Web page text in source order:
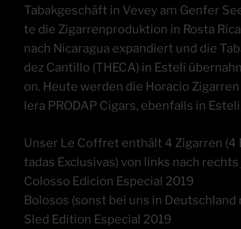
Tabak­ge­schäft in Vevey am Gen­fer
te die Zigar­ren­pro­duk­ti­on in Ros­ta
nach Nica­ra­gua expan­diert und die
dez Can­til­lo (THECA) in Este­li
on. Heu­te wer­den die Hora­cio
lera PRODAP Cigars, eben­falls in
Unser Le Coff­ret ent­hält 4 Zigar­ren
ta­das Exclu­si­v­as) von links nach rechts
Colos­so Edi­ci­on Espe­cial 2019
Bolo­sos (sonst bei uns in
Sled Edi­ti­on Espe­cial 2019